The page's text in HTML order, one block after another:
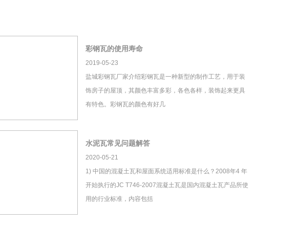
彩钢瓦的使用寿命
2019-05-23
盐城彩钢瓦厂家介绍彩钢瓦是一种新型的制作工艺，用于装
饰房子的屋顶，其颜色丰富多彩，各色各样，装饰起来更具
有特色。彩钢瓦的颜色有好几
水泥瓦常见问题解答
2020-05-21
1) 中国的混凝土瓦和屋面系统适用标准是什么？2008年4 年
开始执行的JC T746-2007混凝土瓦是国内混凝土瓦产品所使
用的行业标准，内容包括